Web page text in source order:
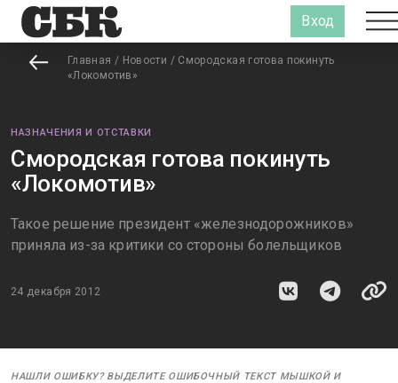
Вход
Главная / Новости / Смородская готова покинуть
«Локомотив»
НАЗНАЧЕНИЯ И ОТСТАВКИ
Смородская готова покинуть
«Локомотив»
Такое решение президент «железнодорожников»
приняла из-за критики со стороны болельщиков
24 декабря 2012
НАШЛИ ОШИБКУ? ВЫДЕЛИТЕ ОШИБОЧНЫЙ ТЕКСТ МЫШКОЙ И